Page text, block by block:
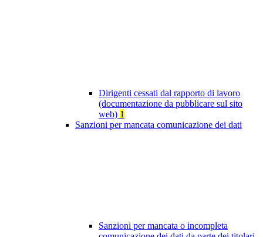
Dirigenti cessati dal rapporto di lavoro
(documentazione da pubblicare sul sito
web) 1
Sanzioni per mancata comunicazione dei dati
Sanzioni per mancata o incompleta